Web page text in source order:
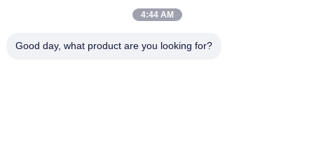
de bijlage bij Verordening (EG) nr. 1225/2009 vermelde
4:44 AM
Good day, what product are you looking for?